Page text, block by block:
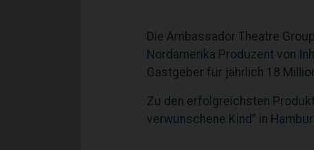
Die Ambassador Theatre
Nordamerika Produzent von
Gastgeber für jährlich 18
Zu den erfolgreichsten
verwunschene Kind” in